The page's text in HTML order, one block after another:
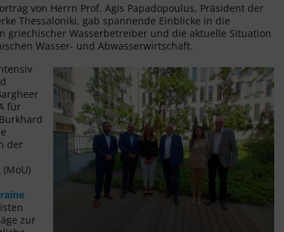
von Herrn Prof. Agis Papadopoulus, Präsident der
Thessaloniki, gab spannende Einblicke in die
griechischer Wasserbetreiber und die aktuelle Situation
Wasser- und Abwasserwirtschaft.
für
der
(MoU)
zur